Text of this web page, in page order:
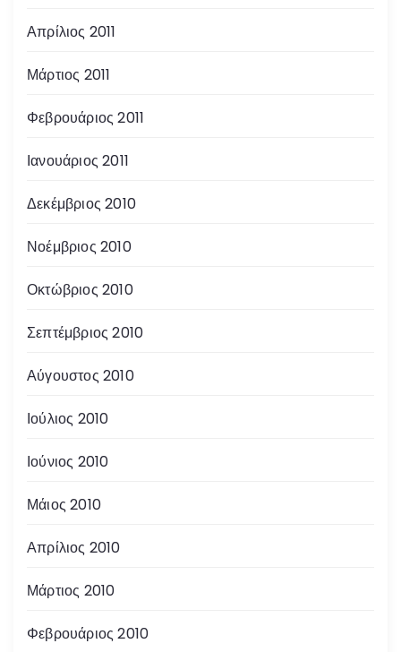
Απρίλιος 2011
Μάρτιος 2011
Φεβρουάριος 2011
Ιανουάριος 2011
Δεκέμβριος 2010
Νοέμβριος 2010
Οκτώβριος 2010
Σεπτέμβριος 2010
Αύγουστος 2010
Ιούλιος 2010
Ιούνιος 2010
Μάιος 2010
Απρίλιος 2010
Μάρτιος 2010
Φεβρουάριος 2010